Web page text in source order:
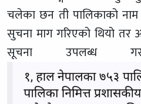
चलेका छन ती पालिकाको
सुचना माग गरिएको थियो
सूचना उपलब्ध